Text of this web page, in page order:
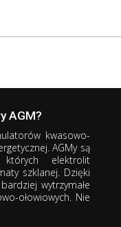
AGM?
kwasowo-
AGMy są
elektrolit
szklanej. Dzięki
bardziej wytrzymałe
ołowiowych. Nie